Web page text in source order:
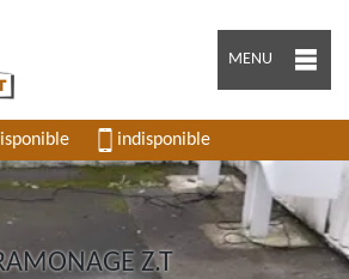
MENU
indisponible
Z.T